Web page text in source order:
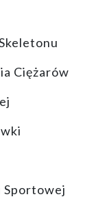
Ciężarów
Sportowej